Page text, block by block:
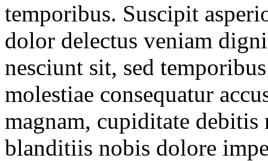
temporibus. Suscipit
dolor delectus veniam
nesciunt sit, sed
molestiae consequatur
magnam, cupiditate debitis
blanditiis nobis dolore